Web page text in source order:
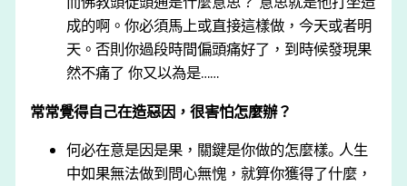
成的啊。你必須馬上或直接這樣做，今天或者明
天。否則你過段時間偏頭痛好了，到時候發現果
然不痛了 你又以為是……
常常覺得自己在造惡因，很害怕怎麼辦？
何必在意是因是果，關鍵是你做的怎麼樣｡ ⼈⽣
中如果無法做到問⼼無愧，就算你獲得了什麼，